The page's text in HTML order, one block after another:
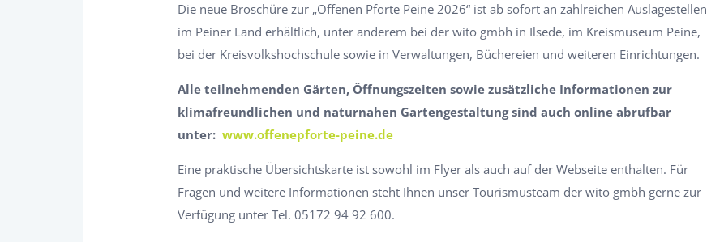
Die neue Broschüre zur „Offenen Pforte Peine 2026“ ist ab sofort an zahlreichen Auslagestellen
im Peiner Land erhältlich, unter anderem bei der wito gmbh in Ilsede, im Kreismuseum Peine,
bei der Kreisvolkshochschule sowie in Verwaltungen, Büchereien und weiteren Einrichtungen.
Alle teilnehmenden Gärten, Öffnungszeiten sowie zusätzliche Informationen zur
klimafreundlichen und naturnahen Gartengestaltung sind auch online abrufbar
unter: www.offenepforte-peine.de
Eine praktische Übersichtskarte ist sowohl im Flyer als auch auf der Webseite enthalten. Für
Fragen und weitere Informationen steht Ihnen unser Tourismusteam der wito gmbh gerne zur
Verfügung unter Tel. 05172 94 92 600.